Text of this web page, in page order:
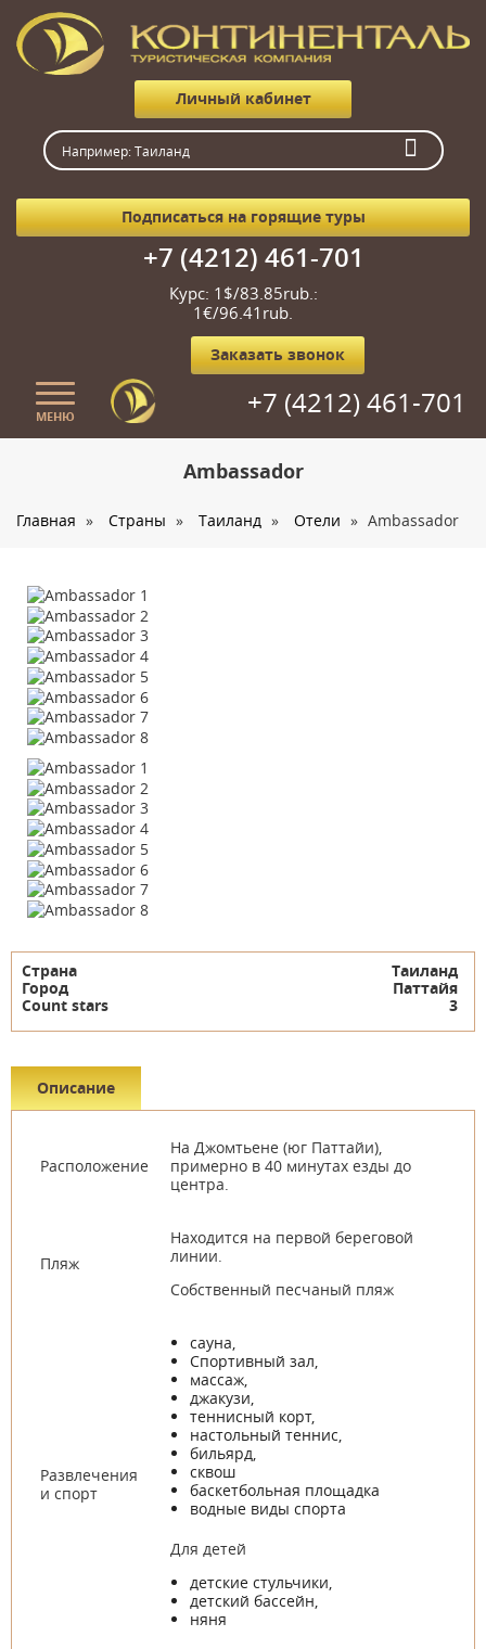
Личный кабинет
Подписаться на горящие туры
+7 (4212) 461-701
Курс: 1$/83.85rub.:
1€/96.41rub.
Заказать звонок
МЕНЮ +7 (4212) 461-701
Страны
Туристам
Корпоративное обслуживание
Новости
Контакты
Ambassador
Главная » Страны » Таиланд » Отели » Ambassador
Страна
Таиланд
Город
Паттайя
Count stars
3
Описание
Расположение
На Джомтьене (юг Паттайи),
примерно в 40 минутах езды до
центра.
Пляж
Находится на первой береговой
линии.
Собственный песчаный пляж
Развлечения
и спорт
сауна,
Спортивный зал,
массаж,
джакузи,
теннисный корт,
настольный теннис,
бильярд,
сквош
баскетбольная площадка
водные виды спорта
Для детей
детские стульчики,
детский бассейн,
няня